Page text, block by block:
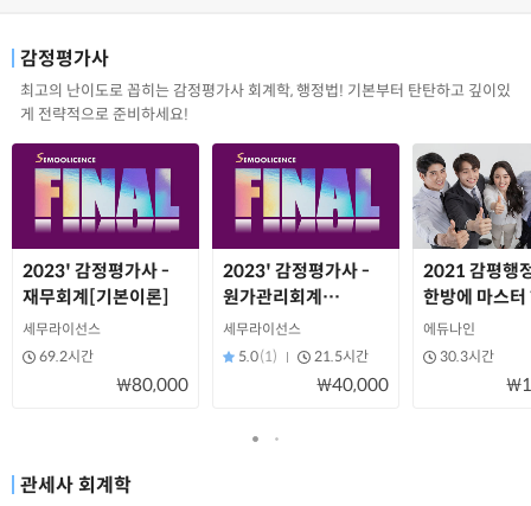
감정평가사
최고의 난이도로 꼽히는 감정평가사 회계학, 행정법! 기본부터 탄탄하고 깊이있
게 전략적으로 준비하세요!
2023' 감정평가사 -
재무회계[기본이론]
세무라이선스
69.2시간
₩80,000
2023' 감정평가사 -
원가관리회계
[기본이론]
세무라이선스
5.0(1) 21.5시간
₩40,000
2021 감평행
한방에 마스터
에듀나인
30.3시간
관세사 회계학